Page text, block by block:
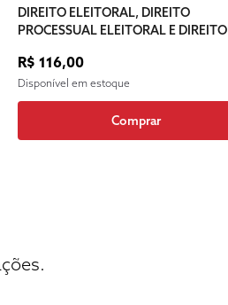
DIREITO ELEITORAL, DIREITO
PROCESSUAL ELEITORAL E DIREITO
R$ 116,00
Disponível em estoque
Comprar